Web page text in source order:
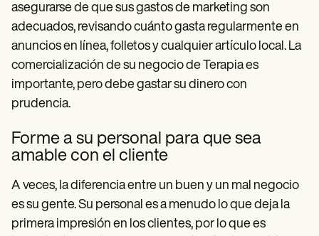
asegurarse de que sus gastos de marketing son
adecuados, revisando cuánto gasta regularmente en
anuncios en línea, folletos y cualquier artículo local. La
comercialización de su negocio de Terapia es
importante, pero debe gastar su dinero con
prudencia.
Forme a su personal para que sea
amable con el cliente
A veces, la diferencia entre un buen y un mal negocio
es su gente. Su personal es a menudo lo que deja la
primera impresión en los clientes, por lo que es